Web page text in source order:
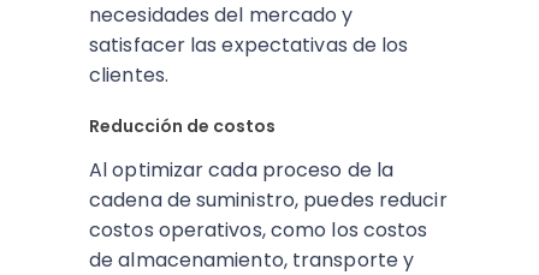
necesidades del mercado y
satisfacer las expectativas de los
clientes.
Reducción de costos
Al optimizar cada proceso de la
cadena de suministro, puedes reducir
costos operativos, como los costos
de almacenamiento, transporte y